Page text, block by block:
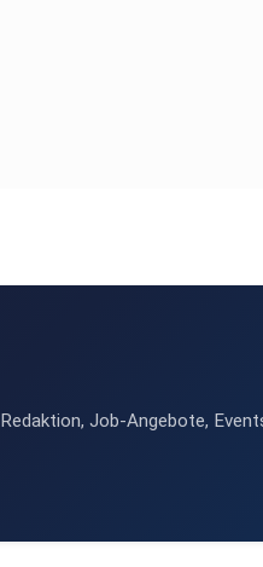
Job-Angebote,